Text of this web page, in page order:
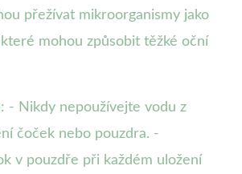
přežívat mikroorganismy jako
mohou způsobit těžké oční
- Nikdy nepoužívejte vodu z
čoček nebo pouzdra. -
v pouzdře při každém uložení